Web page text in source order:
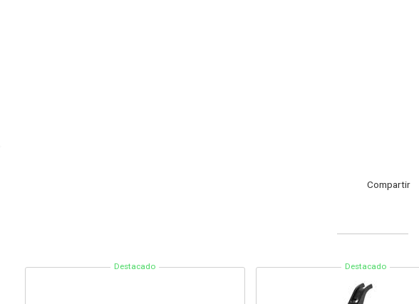
Compartir
Destacado Destacado